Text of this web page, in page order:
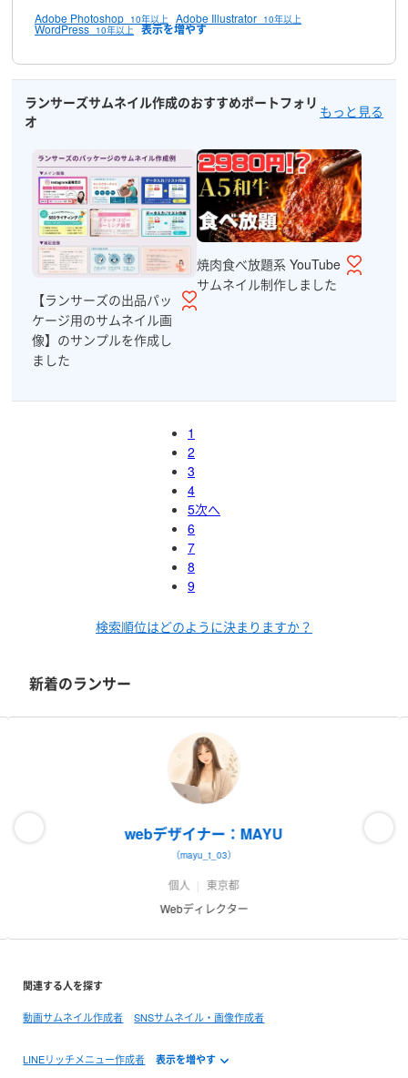
Adobe Photoshop 10年以上 Adobe Illustrator 10年以上
WordPress 10年以上
ランサーズサムネイル作成のおすすめポートフォリ
オ
もっと見る
【ランサーズの出品パッ
ケージ用のサムネイル画
像】のサンプルを作成し
ました
焼肉食べ放題系 YouTube
サムネイル制作しました
1
2
3
4
5
6
7
8
9
次へ
検索順位はどのように決まりますか？
新着のランサー
webデザイナー：MAYU
（mayu_t_03）
個人
東京都
Webディレクター
関連する人を探す
動画サムネイル作成者 SNSサムネイル・画像作成者
LINEリッチメニュー作成者